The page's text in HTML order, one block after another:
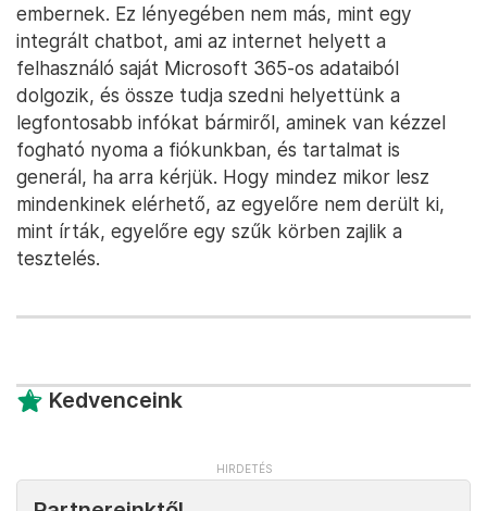
embernek. Ez lényegében nem más, mint egy
integrált chatbot, ami az internet helyett a
felhasználó saját Microsoft 365-os adataiból
dolgozik, és össze tudja szedni helyettünk a
legfontosabb infókat bármiről, aminek van kézzel
fogható nyoma a fiókunkban, és tartalmat is
generál, ha arra kérjük. Hogy mindez mikor lesz
mindenkinek elérhető, az egyelőre nem derült ki,
mint írták, egyelőre egy szűk körben zajlik a
tesztelés.
Kedvenceink